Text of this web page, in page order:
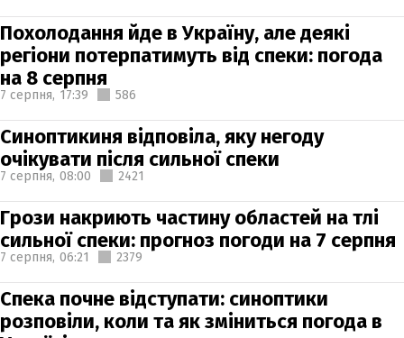
Похолодання йде в Україну, але деякі
регіони потерпатимуть від спеки: погода
на 8 серпня
7 серпня, 17:39 586
Синоптикиня відповіла, яку негоду
очікувати після сильної спеки
7 серпня, 08:00 2421
Грози накриють частину областей на тлі
сильної спеки: прогноз погоди на 7 серпня
7 серпня, 06:21 2379
Спека почне відступати: синоптики
розповіли, коли та як зміниться погода в